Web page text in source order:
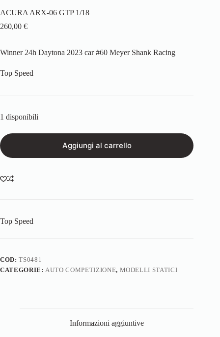
ACURA ARX-06 GTP 1/18
260,00 €
Winner 24h Daytona 2023 car #60 Meyer Shank Racing
Top Speed
1 disponibili
Aggiungi al carrello
Top Speed
COD:TS0481
CATEGORIE: AUTO COMPETIZIONE, MODELLI STATICI
Informazioni aggiuntive